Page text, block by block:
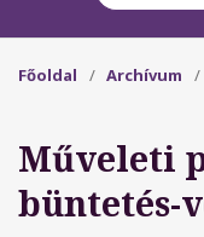
Főoldal / Archívum /
Műveleti
büntetés-